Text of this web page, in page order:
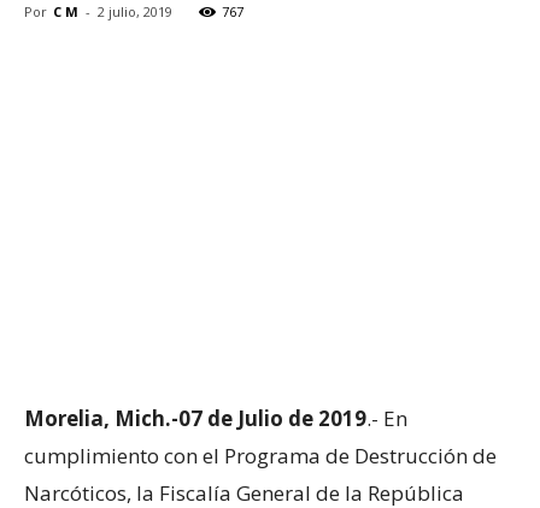
Por C M - 2 julio, 2019 767
Morelia, Mich.-07 de Julio de 2019.- En
cumplimiento con el Programa de Destrucción de
Narcóticos, la Fiscalía General de la República